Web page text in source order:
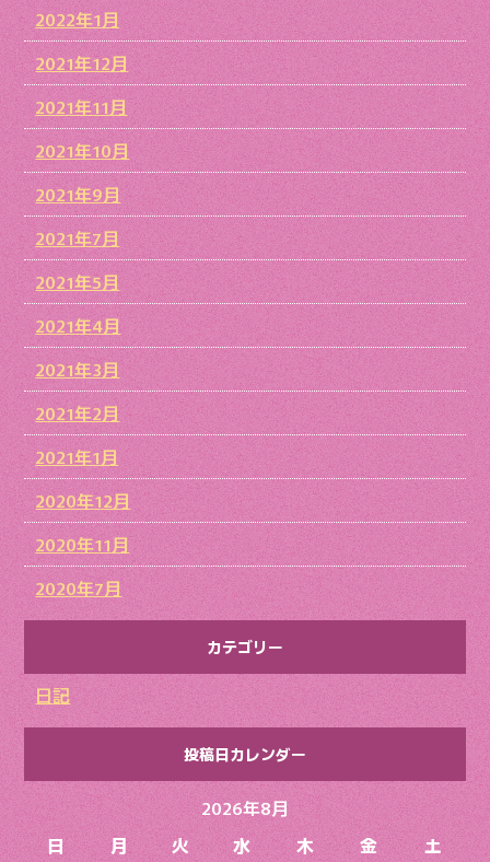
2022年1月
2021年12月
2021年11月
2021年10月
2021年9月
2021年7月
2021年5月
2021年4月
2021年3月
2021年2月
2021年1月
2020年12月
2020年11月
2020年7月
カテゴリー
日記
投稿日カレンダー
2026年8月
日
月 火 水 木 金 土